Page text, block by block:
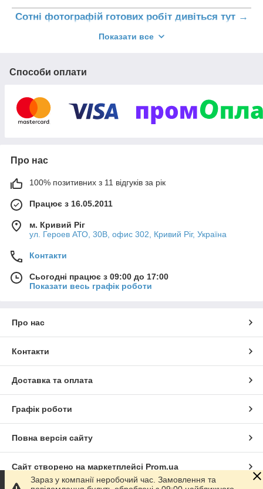
Сотні фотографій готових робіт дивіться тут →
Секція
Балясина Секція
Балясина
Секція
Балясина
Якість
Контроль якості на всіх етапах, від комп'ютерного
макета до пакування готової продукції.
Сервіс
Сертифікати та ліцензії
Продукція регулярно проходить лабораторні
Показати все
Способи оплати
Про нас
100% позитивних з 11 відгуків за рік
Працює з 16.05.2011
м. Кривий Ріг
ул. Героев АТО, 30В, офис 302, Кривий Ріг, Україна
Контакти
Сьогодні працює з 09:00 до 17:00
Показати весь графік роботи
Про нас
Контакти
Доставка та оплата
Графік роботи
Повна версія сайту
Сайт створено на маркетплейсі Prom.ua
Зараз у компанії неробочий час. Замовлення та